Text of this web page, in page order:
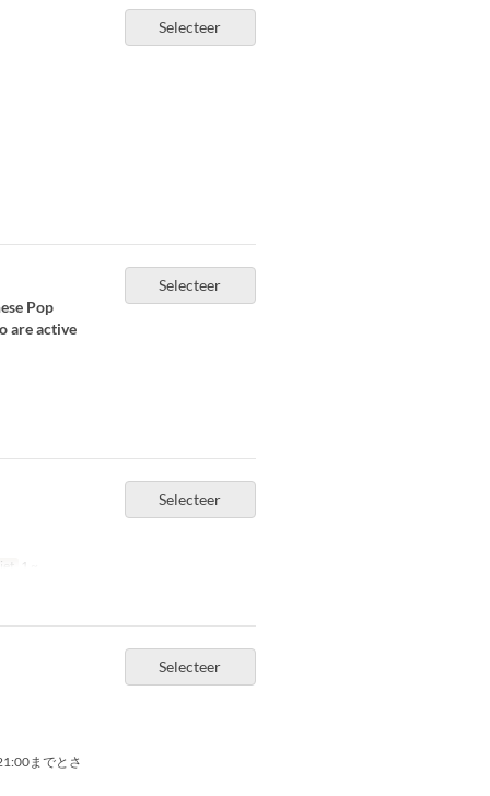
Selecteer
Selecteer
Pop
are active
Selecteer
1 ~
Selecteer
までとさ